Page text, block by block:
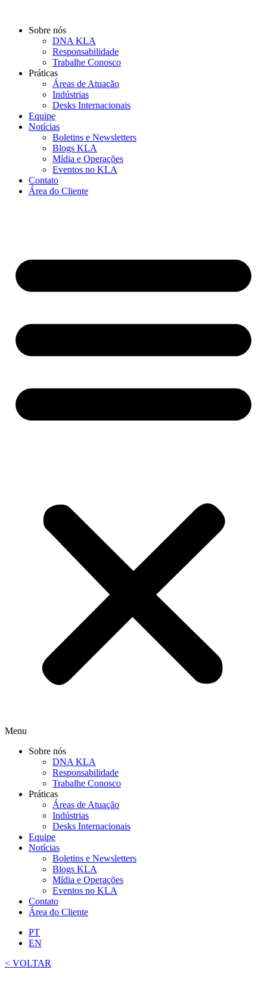
Sobre nós
DNA KLA
Responsabilidade
Trabalhe Conosco
Práticas
Áreas de Atuação
Indústrias
Desks Internacionais
Equipe
Notícias
Boletins e Newsletters
Blogs KLA
Mídia e Operações
Eventos no KLA
Contato
Área do Cliente
Menu
Sobre nós
DNA KLA
Responsabilidade
Trabalhe Conosco
Práticas
Áreas de Atuação
Indústrias
Desks Internacionais
Equipe
Notícias
Boletins e Newsletters
Blogs KLA
Mídia e Operações
Eventos no KLA
Contato
Área do Cliente
PT
EN
< VOLTAR